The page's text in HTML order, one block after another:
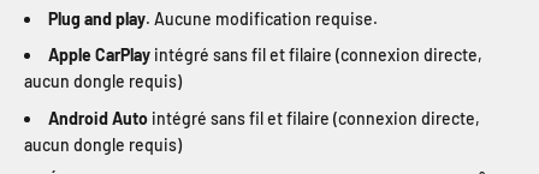
Plug and play. Aucune modification requise.
Apple CarPlay intégré sans fil et filaire (connexion directe,
aucun dongle requis)
Android Auto intégré sans fil et filaire (connexion directe,
aucun dongle requis)